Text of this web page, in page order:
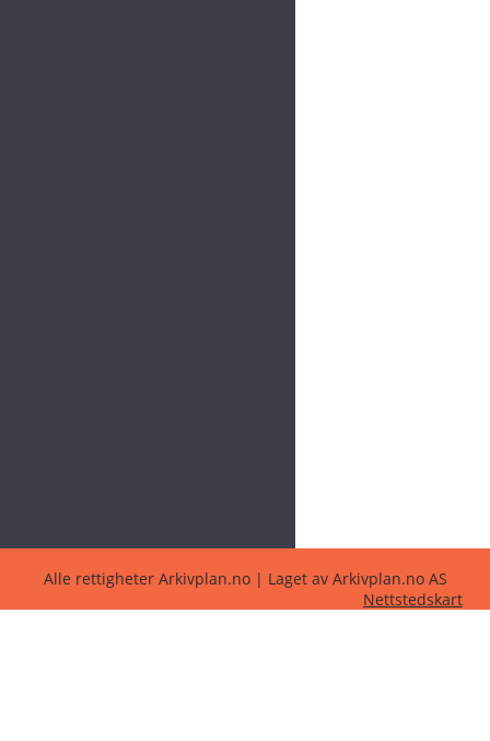
Alle rettigheter Arkivplan.no | Laget av Arkivplan.no AS
Nettstedskart